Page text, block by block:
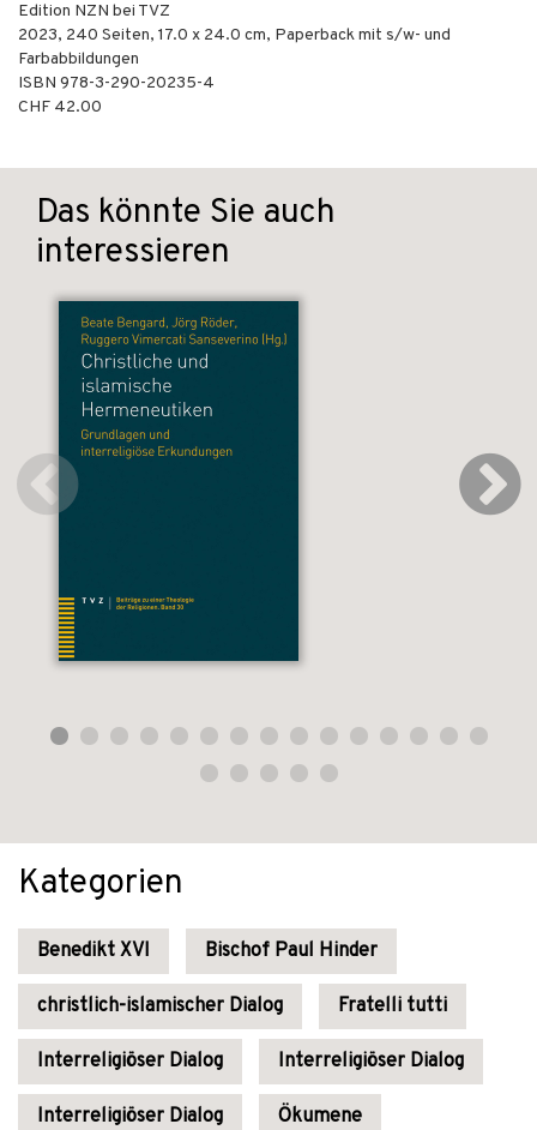
Edition NZN bei TVZ
2023, 240 Seiten, 17.0 x 24.0 cm, Paperback mit s/w- und
Farbabbildungen
ISBN 978-3-290-20235-4
CHF 42.00
Das könnte Sie auch
interessieren
Kategorien
Benedikt XVI Bischof Paul Hinder
christlich-islamischer Dialog Fratelli tutti
Interreligiöser Dialog Interreligiöser Dialog
Interreligiöser Dialog Ökumene